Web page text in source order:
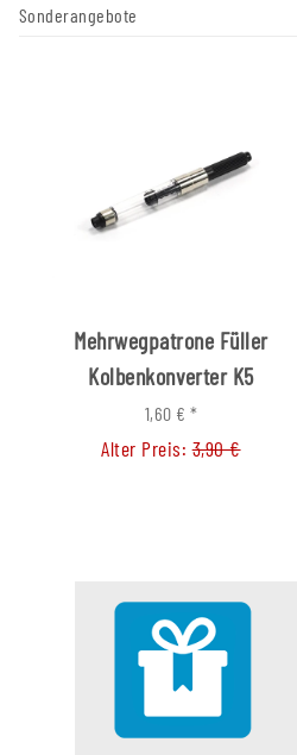
Sonderangebote
Mehrwegpatrone Füller
Kolbenkonverter K5
1,60 € *
Alter Preis:3,90 €